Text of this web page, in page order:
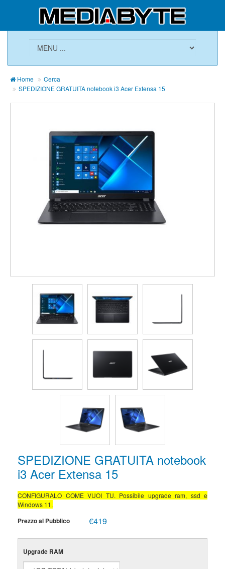
Home
Cerca
SPEDIZIONE GRATUITA notebook i3 Acer Extensa 15
SPEDIZIONE GRATUITA notebook
i3 Acer Extensa 15
CONFIGURALO COME VUOI TU. Possibile upgrade ram, ssd e
Windows 11.
Prezzo al Pubblico €419
Upgrade RAM